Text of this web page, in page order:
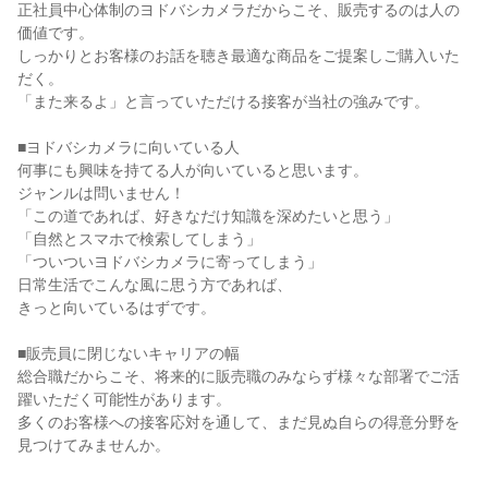
正社員中心体制のヨドバシカメラだからこそ、販売するのは人の
価値です。
しっかりとお客様のお話を聴き最適な商品をご提案しご購入いた
だく。
「また来るよ」と言っていただける接客が当社の強みです。
■ヨドバシカメラに向いている人
何事にも興味を持てる人が向いていると思います。
ジャンルは問いません！
「この道であれば、好きなだけ知識を深めたいと思う」
「自然とスマホで検索してしまう」
「ついついヨドバシカメラに寄ってしまう」
日常生活でこんな風に思う方であれば、
きっと向いているはずです。
■販売員に閉じないキャリアの幅
総合職だからこそ、将来的に販売職のみならず様々な部署でご活
躍いただく可能性があります。
多くのお客様への接客応対を通して、まだ見ぬ自らの得意分野を
見つけてみませんか。